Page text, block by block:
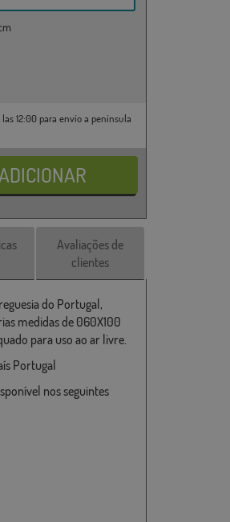
12:00 para envío a península
Avaliações de
clientes
do Portugal,
medidas de 060X100
para uso ao ar livre.
Portugal
nos seguintes